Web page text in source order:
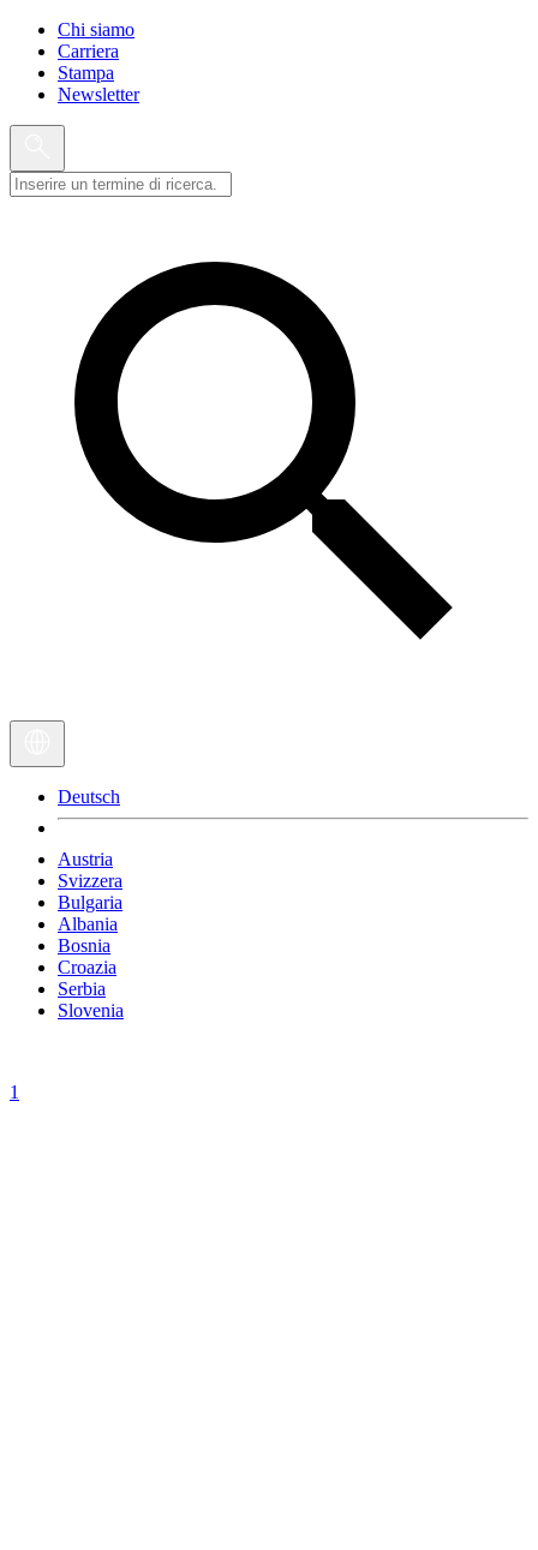
Chi siamo
Carriera
Stampa
Newsletter
Deutsch
Austria
Svizzera
Bulgaria
Albania
Bosnia
Croazia
Serbia
Slovenia
1